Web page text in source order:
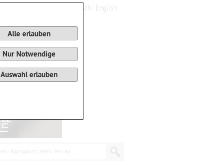
Alle erlauben
Nur Notwendige
Auswahl erlauben